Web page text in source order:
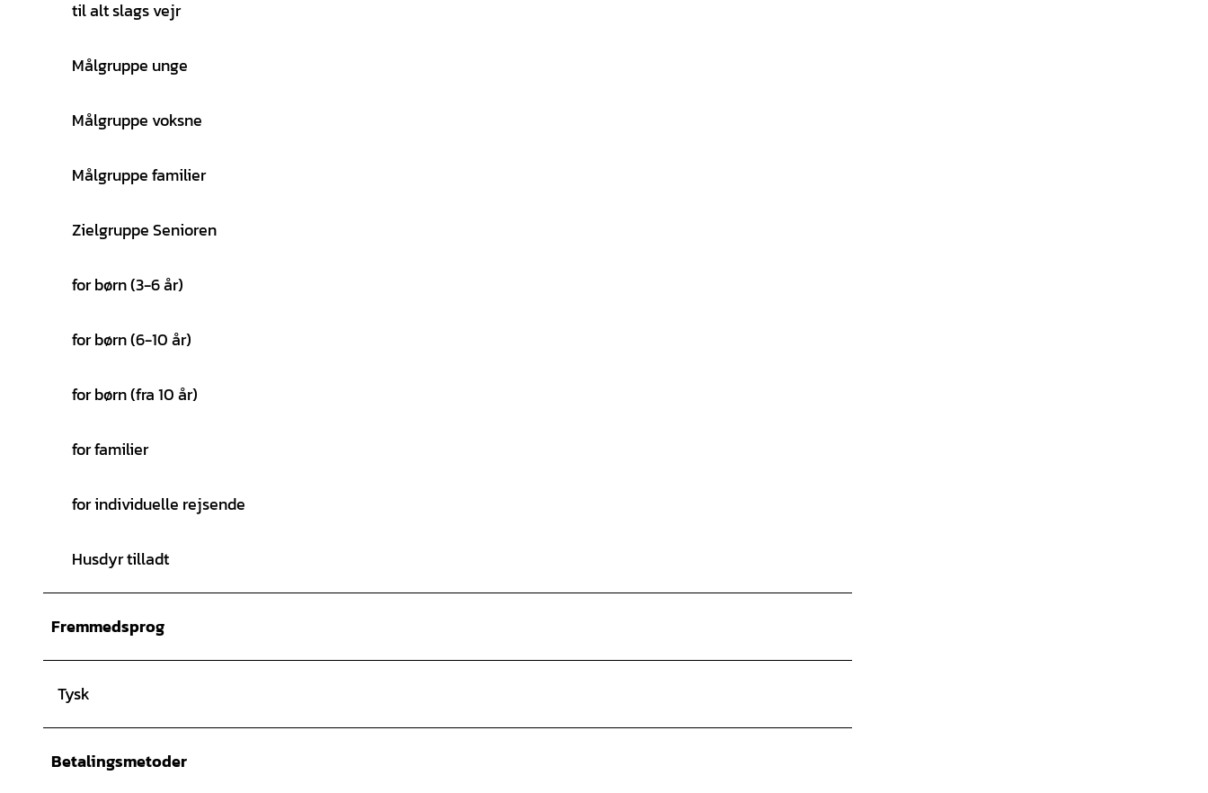
til alt slags vejr
Målgruppe unge
Målgruppe voksne
Målgruppe familier
Zielgruppe Senioren
for børn (3-6 år)
for børn (6-10 år)
for børn (fra 10 år)
for familier
for individuelle rejsende
Husdyr tilladt
Fremmedsprog
Tysk
Betalingsmetoder